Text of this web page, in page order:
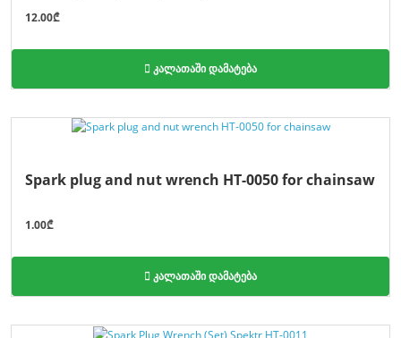
12.00₾
კალათაში დამატება
Spark plug and nut wrench HT-0050 for chainsaw
1.00₾
კალათაში დამატება